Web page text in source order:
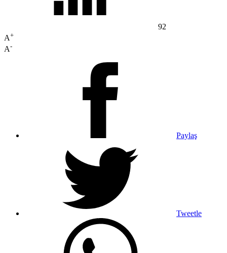
92
A+
A-
Paylaş
Tweetle